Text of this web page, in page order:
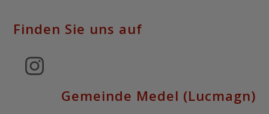
Finden Sie uns auf
Instagram
Gemeinde Medel (Lucmagn)